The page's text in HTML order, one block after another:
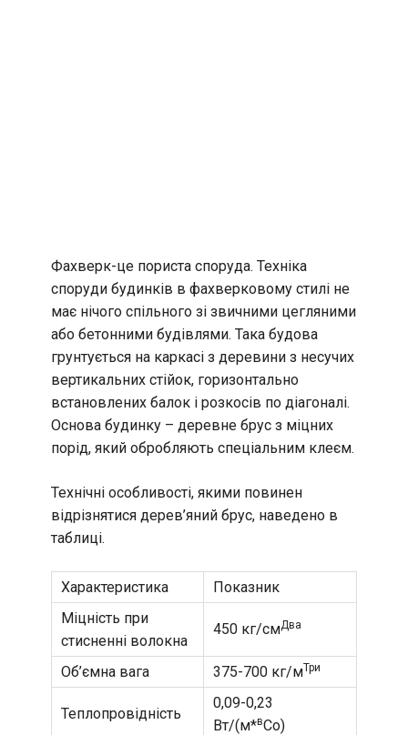
Фахверк-це пориста споруда. Техніка
споруди будинків в фахверковому стилі не
має нічого спільного зі звичними цегляними
або бетонними будівлями. Така будова
грунтується на каркасі з деревини з несучих
вертикальних стійок, горизонтально
встановлених балок і розкосів по діагоналі.
Основа будинку – деревне брус з міцних
порід, який обробляють спеціальним клеєм.
Технічні особливості, якими повинен
відрізнятися дерев’яний брус, наведено в
таблиці.
Характеристика
Показник
Міцність при
стисненні волокна
450 кг/смДва
Об’ємна вага 375-700 кг/мТри
Теплопровідність
0,09-0,23
Вт/(м*вСо)